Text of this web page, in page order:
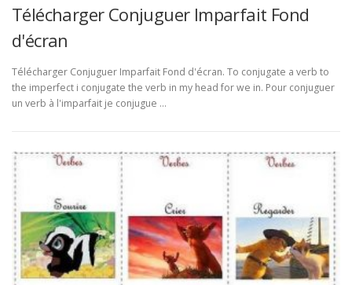
Télécharger Conjuguer Imparfait Fond
d'écran
Télécharger Conjuguer Imparfait Fond d'écran. To conjugate a verb to
the imperfect i conjugate the verb in my head for we in. Pour conjuguer
un verb à l'imparfait je conjugue …